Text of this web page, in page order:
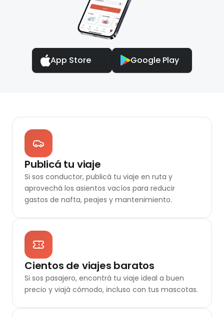
App Store Google Play
Publicá tu viaje
Si sos conductor, publicá tu viaje en ruta y
aprovechá los asientos vacíos para reducir
gastos de nafta, peajes y mantenimiento.
Cientos de viajes baratos
Si sos pasajero, encontrá tu viaje ideal a buen
precio y viajá cómodo, incluso con tus mascotas.